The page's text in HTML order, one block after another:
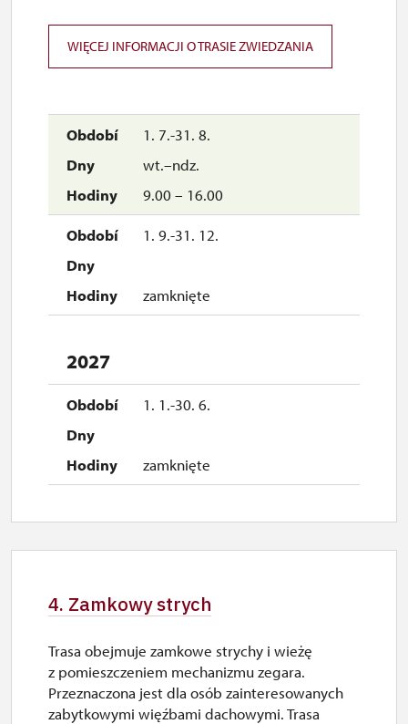
1. 7.-31. 8.
wt.–ndz.
9.00 – 16.00
1. 9.-31. 12.
zamknięte
2027
1. 1.-30. 6.
zamknięte
WIĘCEJ INFORMACJI O TRASIE ZWIEDZANIA
4. Zamkowy strych
Trasa obejmuje zamkowe strychy i wieżę
z pomieszczeniem mechanizmu zegara.
Przeznaczona jest dla osób zainteresowanych
zabytkowymi więźbami dachowymi. Trasa